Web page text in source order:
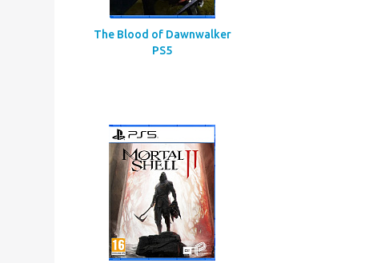
The Blood of Dawnwalker
PS5